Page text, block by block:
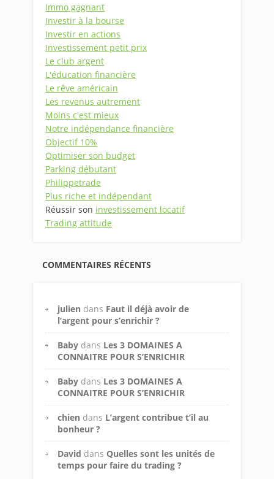
Immo gagnant
Investir à la bourse
Investir en actions
Investissement petit prix
Le club argent
L'éducation financière
Le rêve américain
Les revenus autrement
Moins c'est mieux
Notre indépendance financière
Objectif 10%
Optimiser son budget
Parking débutant
Philippetrade
Plus riche et indépendant
Réussir son investissement locatif
Trading attitude
COMMENTAIRES RÉCENTS
julien dans Faut il déjà avoir de
l’argent pour s’enrichir ?
Baby dans Les 3 DOMAINES A
CONNAITRE POUR S’ENRICHIR
Baby dans Les 3 DOMAINES A
CONNAITRE POUR S’ENRICHIR
chien dans L’argent contribue t’il au
bonheur ?
David dans Quelles sont les unités de
temps pour faire du trading ?